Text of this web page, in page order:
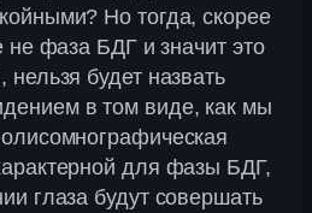
Но тогда, скорее
не фаза БДГ и значит это
будет назвать
в том виде, как мы
для фазы БДГ,
глаза будут совершать